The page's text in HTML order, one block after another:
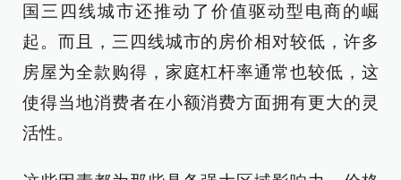
国三四线城市还推动了价值驱动型电商的崛
起。而且，三四线城市的房价相对较低，许多
房屋为全款购得，家庭杠杆率通常也较低，这
使得当地消费者在小额消费方面拥有更大的灵
活性。